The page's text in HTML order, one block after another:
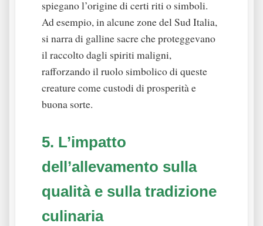
spiegano l’origine di certi riti o simboli.
Ad esempio, in alcune zone del Sud Italia,
si narra di galline sacre che proteggevano
il raccolto dagli spiriti maligni,
rafforzando il ruolo simbolico di queste
creature come custodi di prosperità e
buona sorte.
5. L’impatto
dell’allevamento sulla
qualità e sulla tradizione
culinaria